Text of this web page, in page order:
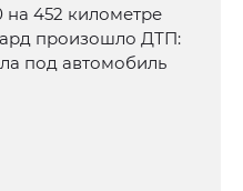
на 452 километре
произошло ДТП:
под автомобиль